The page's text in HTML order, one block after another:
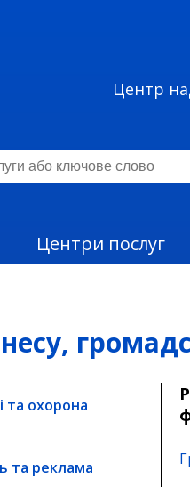
Центр
Центри послуг
та охорона
та реклама